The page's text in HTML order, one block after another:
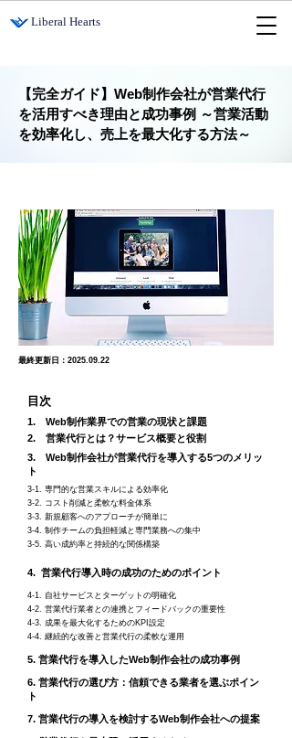
​Liberal Hearts
【完全ガイド】Web制作会社が営業代行
を活用すべき理由と成功事例 ～営業活動
を効率化し、売上を最大化する方法～
最終更新日：2025.09.22
目次
1. Web制作業界での営業の現状と課題
2. 営業代行とは？サービス概要と役割
3. Web制作会社が営業代行を導入する5つのメリッ
ト
3-1. 専門的な営業スキルによる効率化
3-2. コスト削減と柔軟な料金体系
3-3. 新規顧客へのアプローチが簡単に
3-4. 制作チームの負担軽減と専門業務への集中
3-5. 高い成約率と持続的な関係構築
4. 営業代行導入時の成功のためのポイント
4-1. 自社サービスとターゲットの明確化
4-2. 営業代行業者との連携とフィードバックの重要性
4-3. 成果を最大化するためのKPI設定
4-4. 継続的な改善と営業代行の柔軟な運用
5. 営業代行を導入したWeb制作会社の成功事例
6. 営業代行の選び方：信頼できる業者を選ぶポイン
ト
7. 営業代行の導入を検討するWeb制作会社への提案